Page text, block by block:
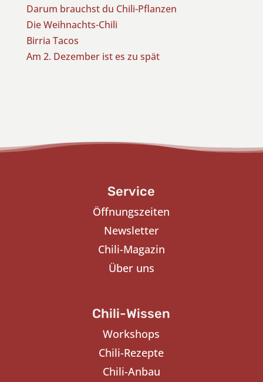
Darum brauchst du Chili-Pflanzen
Die Weihnachts-Chili
Birria Tacos
Am 2. Dezember ist es zu spät
Service
Öffnungszeiten
Newsletter
Chili-Magazin
Über uns
Chili-Wissen
Workshops
Chili-Rezepte
Chili-Anbau